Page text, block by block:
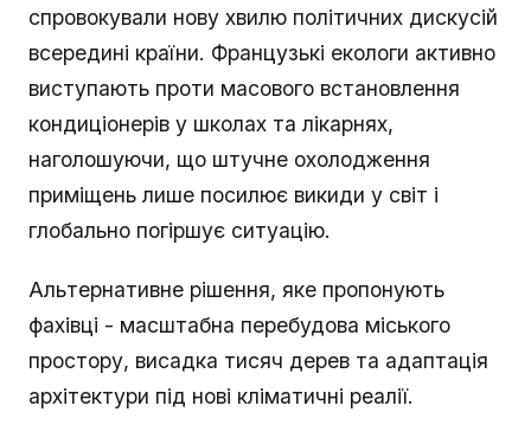
спровокували нову хвилю політичних дискусій
всередині країни. Французькі екологи активно
виступають проти масового встановлення
кондиціонерів у школах та лікарнях,
наголошуючи, що штучне охолодження
приміщень лише посилює викиди у світ і
глобально погіршує ситуацію.
Альтернативне рішення, яке пропонують
фахівці - масштабна перебудова міського
простору, висадка тисяч дерев та адаптація
архітектури під нові кліматичні реалії.